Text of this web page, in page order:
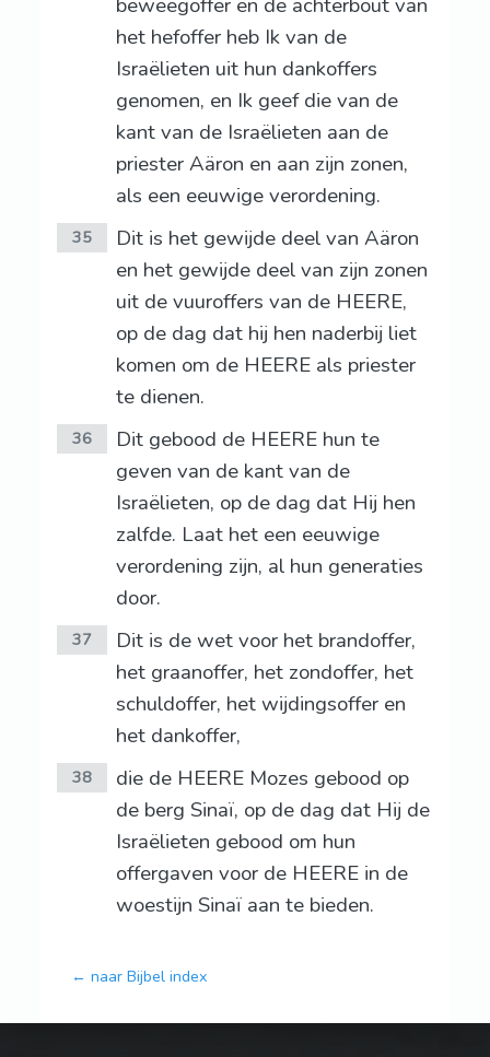
beweegoffer en de achterbout van
het hefoffer heb Ik van de
Israëlieten uit hun dankoffers
genomen, en Ik geef die van de
kant van de Israëlieten aan de
priester Aäron en aan zijn zonen,
als een eeuwige verordening.
35
Dit is het gewijde deel van Aäron
en het gewijde deel van zijn zonen
uit de vuuroffers van de HEERE,
op de dag dat hij hen naderbij liet
komen om de HEERE als priester
te dienen.
36
Dit gebood de HEERE hun te
geven van de kant van de
Israëlieten, op de dag dat Hij hen
zalfde. Laat het een eeuwige
verordening zijn, al hun generaties
door.
37
Dit is de wet voor het brandoffer,
het graanoffer, het zondoffer, het
schuldoffer, het wijdingsoffer en
het dankoffer,
38
die de HEERE Mozes gebood op
de berg Sinaï, op de dag dat Hij de
Israëlieten gebood om hun
offergaven voor de HEERE in de
woestijn Sinaï aan te bieden.
← naar Bijbel index